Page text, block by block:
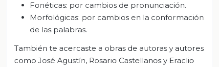
Fonéticas: por cambios de pronunciación.
Morfológicas: por cambios en la conformación
de las palabras.
También te acercaste a obras de autoras y autores
como José Agustín, Rosario Castellanos y Eraclio